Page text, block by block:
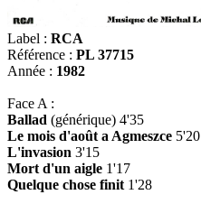
Label : RCA
Référence : PL 37715
Année : 1982
Face A :
Ballad (générique) 4'35
Le mois d'août a Agmeszce 5'20
L'invasion 3'15
Mort d'un aigle 1'17
Quelque chose finit 1'28